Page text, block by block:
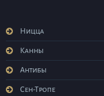
Ницца
Канны
Антибы
Сен-Тропе